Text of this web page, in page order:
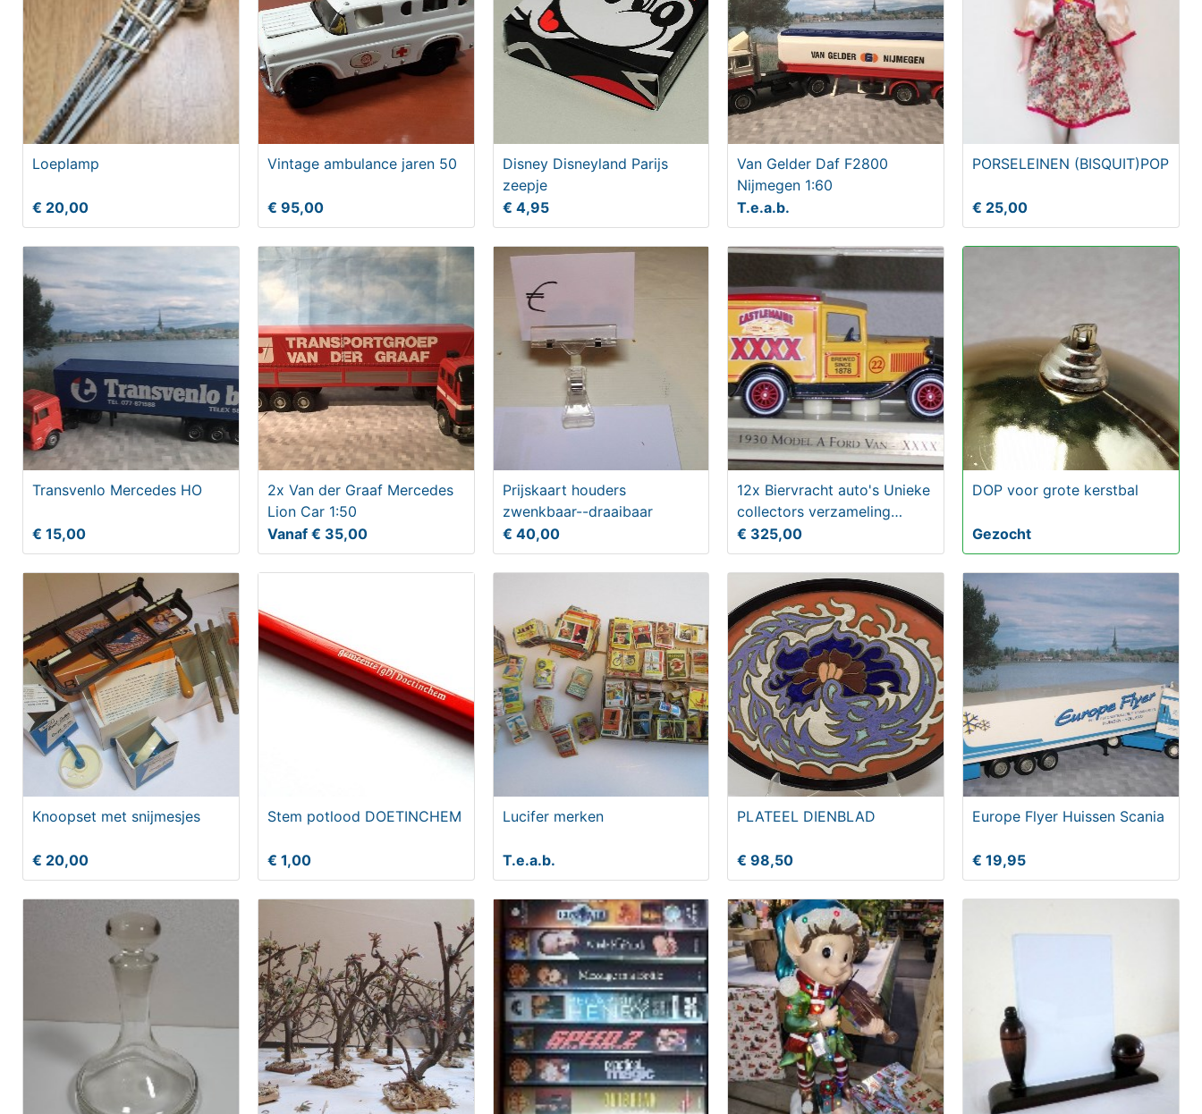
Loeplamp
€ 20,00
Vintage ambulance jaren 50
€ 95,00
Disney Disneyland Parijs
zeepje
€ 4,95
Van Gelder Daf F2800
Nijmegen 1:60
T.e.a.b.
PORSELEINEN (BISQUIT)POP
€ 25,00
Transvenlo Mercedes HO
€ 15,00
2x Van der Graaf Mercedes
Lion Car 1:50
Vanaf € 35,00
Prijskaart houders
zwenkbaar--draaibaar
€ 40,00
12x Biervracht auto's Unieke
collectors verzameling
metaal
€ 325,00
DOP voor grote kerstbal
Gezocht
Knoopset met snijmesjes
€ 20,00
Stem potlood DOETINCHEM
€ 1,00
Lucifer merken
T.e.a.b.
PLATEEL DIENBLAD
€ 98,50
Europe Flyer Huissen Scania
€ 19,95